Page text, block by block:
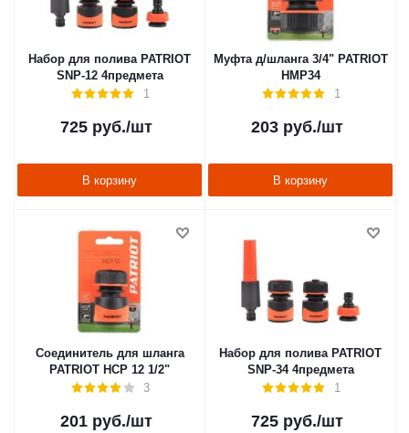
Набор для полива PATRIOT
SNP-12 4предмета
1
725 руб./шт
В корзину
Муфта д/шланга 3/4" PATRIOT
HMP34
1
203 руб./шт
В корзину
Соединитель для шланга
PATRIOT HCP 12 1/2"
3
201 руб./шт
Набор для полива PATRIOT
SNP-34 4предмета
1
725 руб./шт